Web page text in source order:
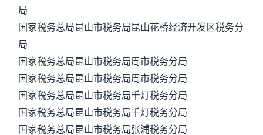
局
国家税务总局昆山市税务局昆山花桥经济开发区税务分
局
国家税务总局昆山市税务局周市税务分局
国家税务总局昆山市税务局周市税务分局
国家税务总局昆山市税务局千灯税务分局
国家税务总局昆山市税务局千灯税务分局
国家税务总局昆山市税务局张浦税务分局